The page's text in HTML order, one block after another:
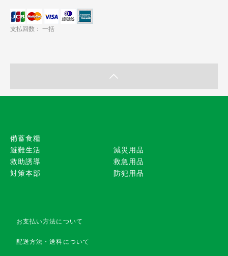
支払回数： 一括
備蓄食糧
避難生活
救助誘導
対策本部
減災用品
救急用品
防犯用品
お支払い方法について
配送方法・送料について